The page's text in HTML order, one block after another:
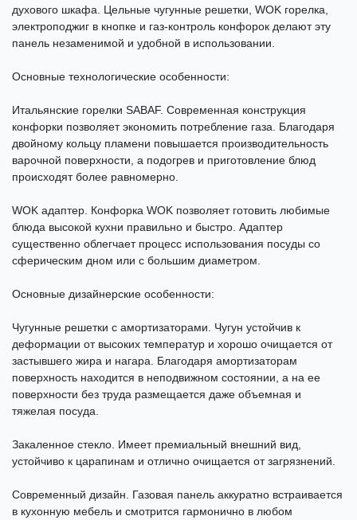
духового шкафа. Цельные чугунные решетки, WOK горелка,
электроподжиг в кнопке и газ-контроль конфорок делают эту
панель незаменимой и удобной в использовании.
Основные технологические особенности:
Итальянские горелки SABAF. Современная конструкция
конфорки позволяет экономить потребление газа. Благодаря
двойному кольцу пламени повышается производительность
варочной поверхности, а подогрев и приготовление блюд
происходят более равномерно.
WOK адаптер. Конфорка WOK позволяет готовить любимые
блюда высокой кухни правильно и быстро. Адаптер
существенно облегчает процесс использования посуды со
сферическим дном или с большим диаметром.
Основные дизайнерские особенности:
Чугунные решетки с амортизаторами. Чугун устойчив к
деформации от высоких температур и хорошо очищается от
застывшего жира и нагара. Благодаря амортизаторам
поверхность находится в неподвижном состоянии, а на ее
поверхности без труда размещается даже объемная и
тяжелая посуда.
Закаленное стекло. Имеет премиальный внешний вид,
устойчиво к царапинам и отлично очищается от загрязнений.
Современный дизайн. Газовая панель аккуратно встраивается
в кухонную мебель и смотрится гармонично в любом